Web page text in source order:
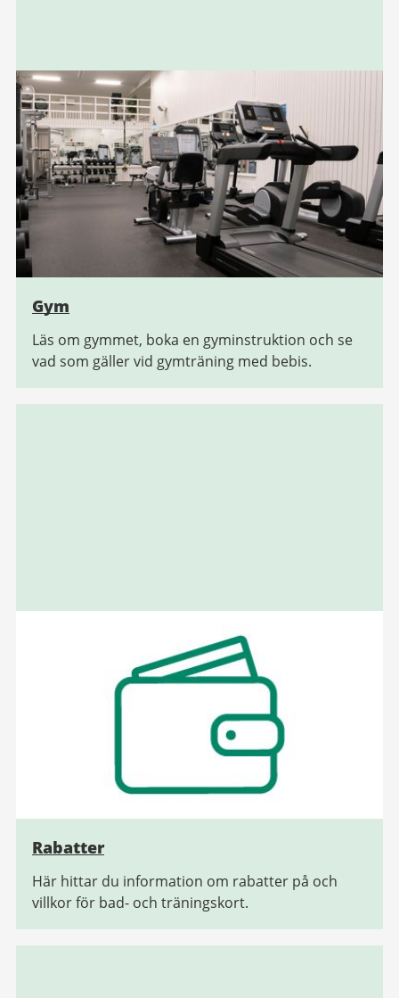
Gym
Läs om gymmet, boka en gyminstruktion och se
vad som gäller vid gymträning med bebis.
Rabatter
Här hittar du information om rabatter på och
villkor för bad- och träningskort.